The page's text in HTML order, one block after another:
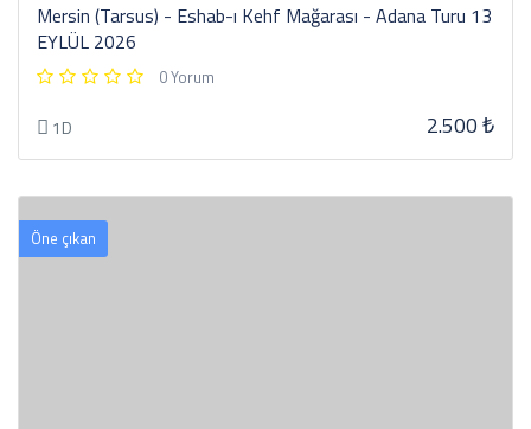
Mersin (Tarsus) - Eshab-ı Kehf Mağarası - Adana Turu 13
EYLÜL 2026
0 Yorum
1D 2.500 ₺
Öne çıkan